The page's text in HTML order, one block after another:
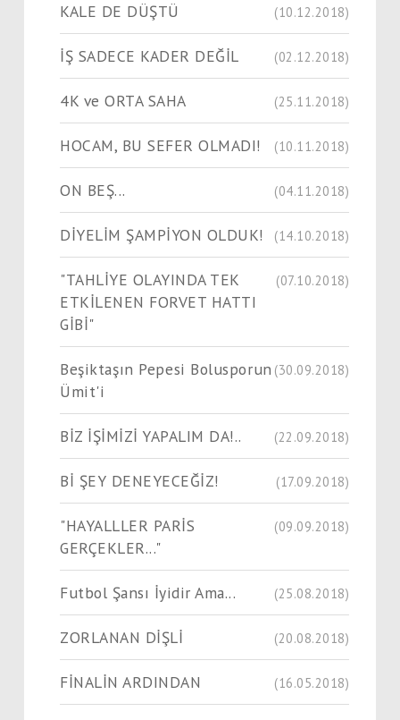
KALE DE DÜŞTÜ (10.12.2018)
İŞ SADECE KADER DEĞİL (02.12.2018)
4K ve ORTA SAHA (25.11.2018)
HOCAM, BU SEFER OLMADI! (10.11.2018)
ON BEŞ... (04.11.2018)
DİYELİM ŞAMPİYON OLDUK! (14.10.2018)
"TAHLİYE OLAYINDA TEK
ETKİLENEN FORVET HATTI
GİBİ"
(07.10.2018)
Beşiktaşın Pepesi Bolusporun
Ümit'i
(30.09.2018)
BİZ İŞİMİZİ YAPALIM DA!.. (22.09.2018)
Bİ ŞEY DENEYECEĞİZ! (17.09.2018)
"HAYALLLER PARİS
GERÇEKLER..."
(09.09.2018)
Futbol Şansı İyidir Ama... (25.08.2018)
ZORLANAN DİŞLİ (20.08.2018)
FİNALİN ARDINDAN (16.05.2018)